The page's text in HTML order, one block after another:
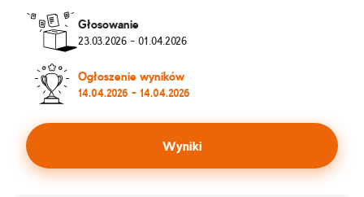
Głosowanie
23.03.2026 - 01.04.2026
Ogłoszenie wyników
14.04.2026 - 14.04.2026
Wyniki